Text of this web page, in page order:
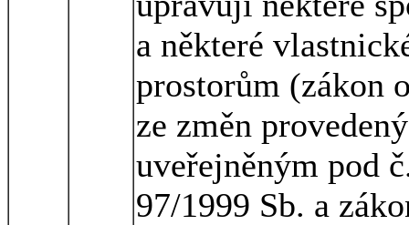
a některé
prostorům (zákon
ze změn
uveřejněným pod
97/1999 Sb. a